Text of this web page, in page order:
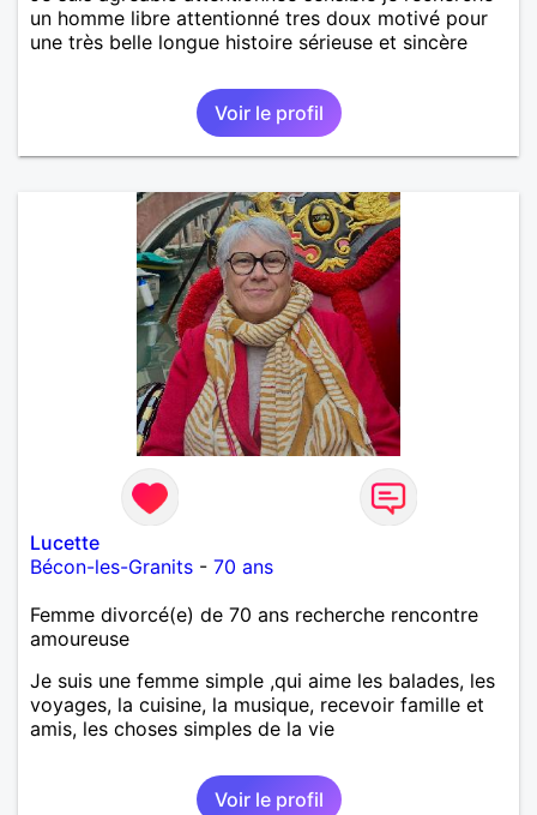
un homme libre attentionné tres doux motivé pour
une très belle longue histoire sérieuse et sincère
Voir le profil
Lucette
Bécon-les-Granits - 70 ans
Femme divorcé(e) de 70 ans recherche rencontre
amoureuse
Je suis une femme simple ,qui aime les balades, les
voyages, la cuisine, la musique, recevoir famille et
amis, les choses simples de la vie
Voir le profil